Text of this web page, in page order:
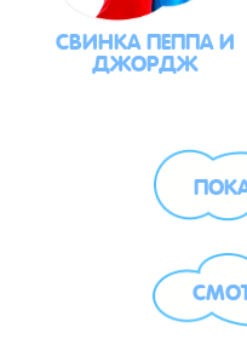
СВИНКА ПЕППА И
ДЖОРДЖ